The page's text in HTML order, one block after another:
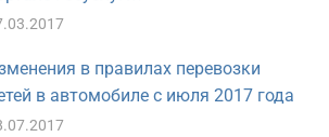
в правилах перевозки
в автомобиле с июля 2017 года